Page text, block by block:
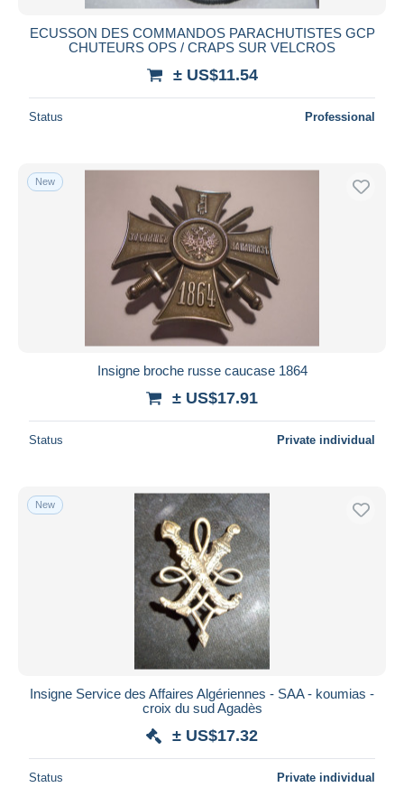
ECUSSON DES COMMANDOS PARACHUTISTES GCP
CHUTEURS OPS / CRAPS SUR VELCROS
± US$11.54
Status Professional
New
Insigne broche russe caucase 1864
± US$17.91
Status Private individual
New
Insigne Service des Affaires Algériennes - SAA - koumias -
croix du sud Agadès
± US$17.32
Status Private individual